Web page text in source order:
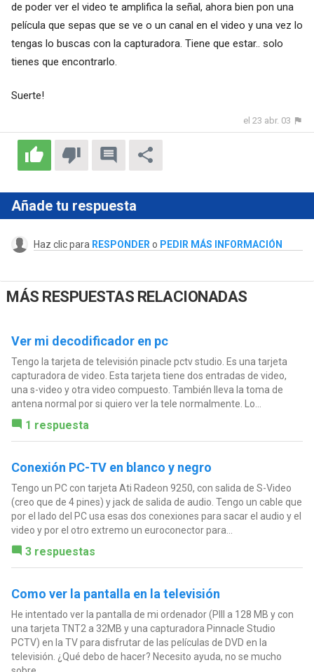
de poder ver el video te amplifica la señal, ahora bien pon una
película que sepas que se ve o un canal en el video y una vez lo
tengas lo buscas con la capturadora. Tiene que estar.. solo
tienes que encontrarlo.
Suerte!
el 23 abr. 03
Añade tu respuesta
Haz clic para RESPONDER o PEDIR MÁS INFORMACIÓN
MÁS RESPUESTAS RELACIONADAS
Ver mi decodificador en pc
Tengo la tarjeta de televisión pinacle pctv studio. Es una tarjeta
capturadora de video. Esta tarjeta tiene dos entradas de video,
una s-video y otra video compuesto. También lleva la toma de
antena normal por si quiero ver la tele normalmente. Lo...
1 respuesta
Conexión PC-TV en blanco y negro
Tengo un PC con tarjeta Ati Radeon 9250, con salida de S-Video
(creo que de 4 pines) y jack de salida de audio. Tengo un cable que
por el lado del PC usa esas dos conexiones para sacar el audio y el
video y por el otro extremo un euroconector para...
3 respuestas
Como ver la pantalla en la televisión
He intentado ver la pantalla de mi ordenador (PIII a 128 MB y con
una tarjeta TNT2 a 32MB y una capturadora Pinnacle Studio
PCTV) en la TV para disfrutar de las películas de DVD en la
televisión. ¿Qué debo de hacer? Necesito ayuda, no se mucho